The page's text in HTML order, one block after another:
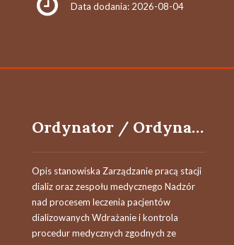
Data dodania: 2026-08-04
Ordynator / Ordynatorka Stacji Dializ (K/M/N)
Opis stanowiska Zarządzanie pracą stacji
dializ oraz zespołu medycznego Nadzór
nad procesem leczenia pacjentów
dializowanych Wdrażanie i kontrola
procedur medycznych zgodnych ze